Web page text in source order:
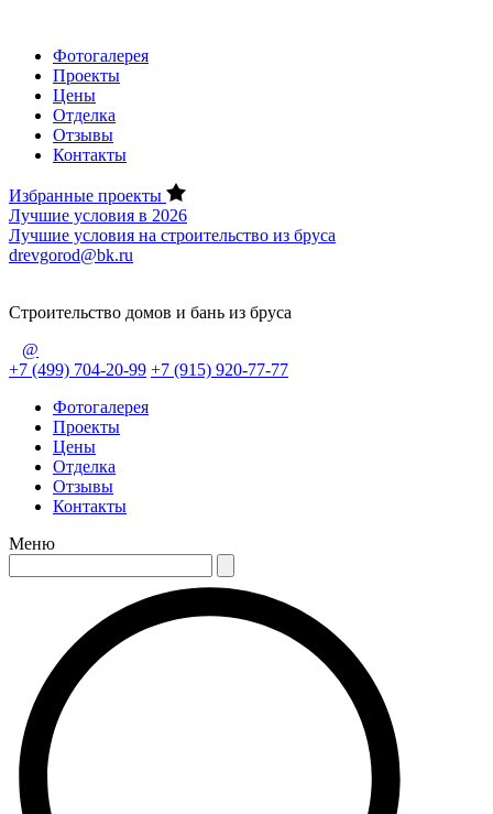
Фотогалерея
Проекты
Цены
Отделка
Отзывы
Контакты
Избранные проекты
Лучшие условия в 2026
Лучшие условия на строительство из бруса
drevgorod@bk.ru
Строительство домов и бань из бруса
@
+7 (499) 704-20-99 +7 (915) 920-77-77
Фотогалерея
Проекты
Цены
Отделка
Отзывы
Контакты
Меню